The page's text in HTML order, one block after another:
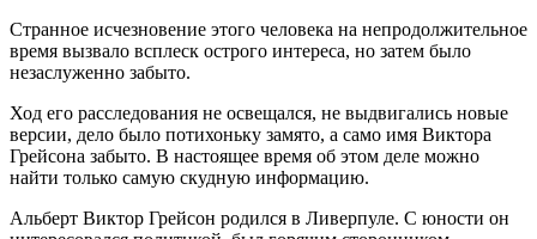
Странное исчезновение этого человека на непродолжительное
время вызвало всплеск острого интереса, но затем было
незаслуженно забыто.
Ход его расследования не освещался, не выдвигались новые
версии, дело было потихоньку замято, а само имя Виктора
Грейсона забыто. В настоящее время об этом деле можно
найти только самую скудную информацию.
Альберт Виктор Грейсон родился в Ливерпуле. С юности он